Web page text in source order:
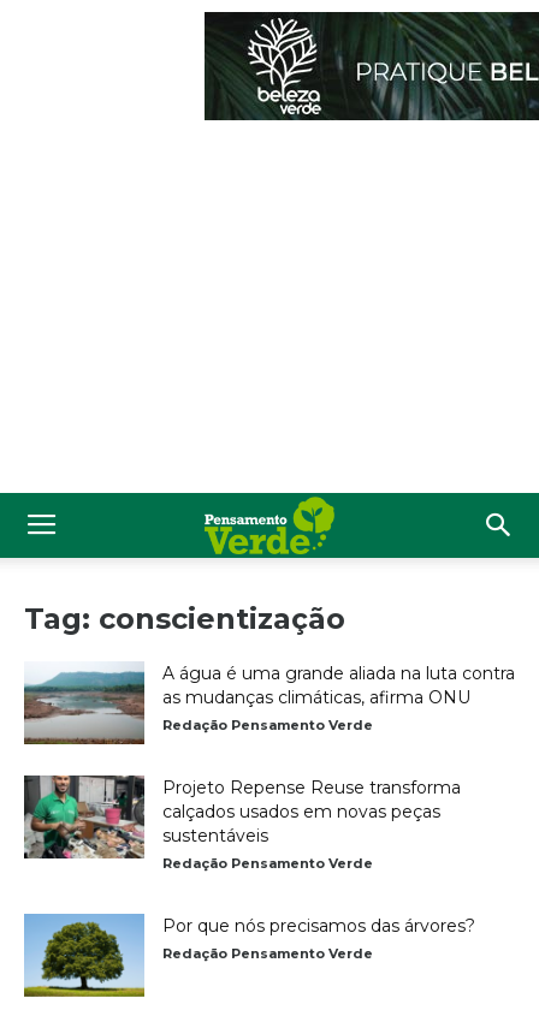
Tag: conscientização
A água é uma grande aliada na luta contra
as mudanças climáticas, afirma ONU
Redação Pensamento Verde
Projeto Repense Reuse transforma
calçados usados em novas peças
sustentáveis
Redação Pensamento Verde
Por que nós precisamos das árvores?
Redação Pensamento Verde